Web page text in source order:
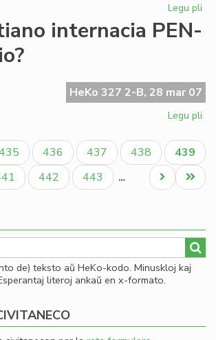
Legu pli
internacia PEN-
HeKo 327 2-B, 28 mar 07
Legu pli
Paĝo
436 Paĝo
437 Paĝo
438
Aktuala
paĝo
439
Paĝo
442 Paĝo
443 …
Last
page
Next
page
de) teksto aŭ HeKo-kodo. Minuskloj kaj
literoj ankaŭ en x-formato.